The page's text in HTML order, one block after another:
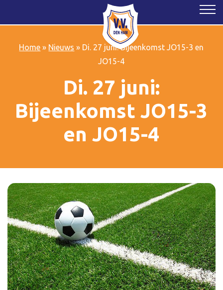
Home » Nieuws » Di. 27 juni: Bijeenkomst JO15-3 en
JO15-4
Di. 27 juni:
Bijeenkomst JO15-3
en JO15-4